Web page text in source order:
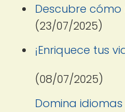
Descubre
(23/07/2025)
¡Enriquece tus
(08/07/2025)
Domina